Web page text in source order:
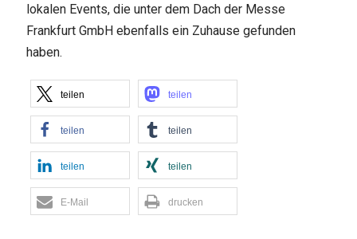
lokalen Events, die unter dem Dach der Messe
Frankfurt GmbH ebenfalls ein Zuhause gefunden
haben.
teilen teilen
teilen teilen
teilen teilen
E-Mail drucken